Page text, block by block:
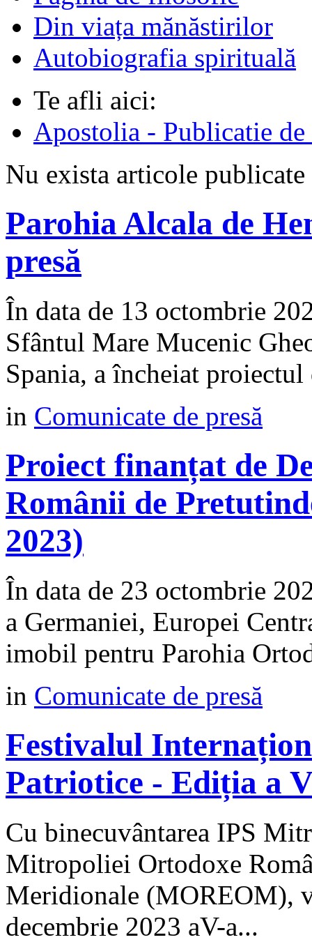
Din viața mănăstirilor
Autobiografia spirituală
Te afli aici:
Apostolia - Publicatie
Nu exista articole
Parohia Alcala de
presă
În data de 13 octombrie
Sfântul Mare Mucenic
Spania, a încheiat
in Comunicate de presă
Proiect finanțat de
Românii de
2023)
În data de 23 octombrie
a Germaniei, Europei
imobil pentru Parohia
in Comunicate de presă
Festivalul
Patriotice - Ediția a
Cu binecuvântarea IPS
Mitropoliei Ortodoxe
Meridionale (MOREOM),
decembrie 2023 aV-a...